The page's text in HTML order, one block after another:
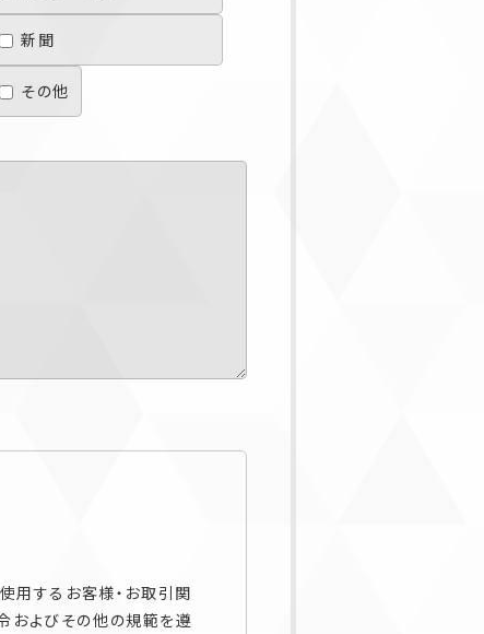
新聞
その他
用するお客様・お取引関
およびその他の規範を遵